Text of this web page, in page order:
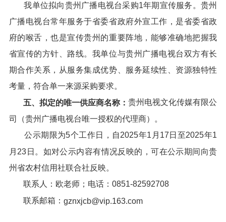
我单位拟向贵州广播电视台采购1年期宣传服务。贵州
广播电视台常年服务于省委省政府外宣工作，是省委省政
府的喉舌，也是宣传贵州的重要阵地，能够准确地把握我
省宣传的方针、路线。我单位与贵州广播电视台双方有长
期合作关系，从服务集成优势、服务延续性、资源独特性
考量，符合单一来源采购要求。
五、拟定的唯一供应商名称：贵州电视文化传媒有限公
司（贵州广播电视台唯一授权的代理商）。
公示期限为5个工作日，自2025年1月17日至2025年1
月23日。如对公示内容有情况反映的，可在公示期间向贵
州省农村信用社联合社反映。
联系人：欧老师；电话：0851-82592708
联系邮箱： gznxjcb@vip.163.com